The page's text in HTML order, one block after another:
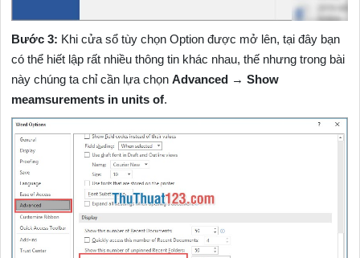
Bước 3: Khi cửa sổ tùy chọn Option được mở lên, tại đây bạn
có thể hiết lập rất nhiều thông tin khác nhau, thế nhưng trong bài
này chúng ta chỉ cần lựa chọnAdvanced →Show
meamsurements in units of.